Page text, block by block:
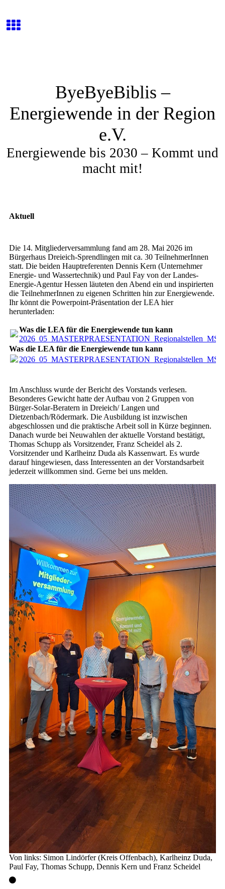
ByeByeBiblis –
Energiewende in der Region
e.V.
Energiewende bis 2030 – Kommt und
macht mit!
Aktuell
Die 14. Mitgliederversammlung fand am 28. Mai 2026 im
Bürgerhaus Dreieich-Sprendlingen mit ca. 30 TeilnehmerInnen
statt. Die beiden Hauptreferenten Dennis Kern (Unternehmer
Energie- und Wassertechnik) und Paul Fay von der Landes-
Energie-Agentur Hessen läuteten den Abend ein und inspirierten
die TeilnehmerInnen zu eigenen Schritten hin zur Energiewende.
Ihr könnt die Powerpoint-Präsentation der LEA hier
herunterladen:
Was die LEA für die Energiewende tun kann
Was die LEA für die Energiewende tun kann
Im Anschluss wurde der Bericht des Vorstands verlesen.
Besonderes Gewicht hatte der Aufbau von 2 Gruppen von
Bürger-Solar-Beratern in Dreieich/ Langen und
Dietzenbach/Rödermark. Die Ausbildung ist inzwischen
abgeschlossen und die praktische Arbeit soll in Kürze beginnen.
Danach wurde bei Neuwahlen der aktuelle Vorstand bestätigt,
Thomas Schupp als Vorsitzender, Franz Scheidel als 2.
Vorsitzender und Karlheinz Duda als Kassenwart. Es wurde
darauf hingewiesen, dass Interessenten an der Vorstandsarbeit
jederzeit willkommen sind. Gerne bei uns melden.
Von links: Simon Lindörfer (Kreis Offenbach), Karlheinz Duda,
Paul Fay, Thomas Schupp, Dennis Kern und Franz Scheidel